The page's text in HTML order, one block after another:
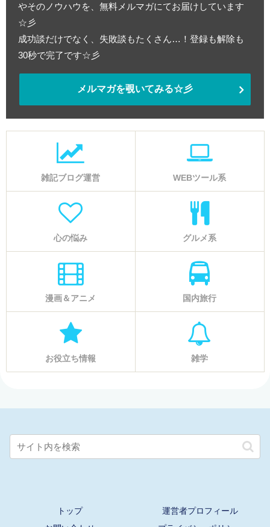
やそのノウハウを、無料メルマガにてお届けしています
☆彡
成功談だけでなく、失敗談もたくさん…！登録も解除も
30秒で完了です☆彡
メルマガを覗いてみる☆彡
雑記ブログ運営 WEBツール系
心の悩み グルメ系
漫画＆アニメ 国内旅行
お役立ち情報 雑学
トップ
運営者プロフィール